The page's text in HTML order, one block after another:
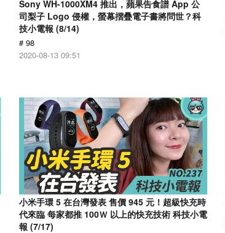
Sony WH-1000XM4 推出，蘋果告食譜 App 公
司梨子 Logo 侵權，螢幕摺疊電子書將問世？科
技小電報 (8/14)
# 98
2020-08-13 09:51
小米手環 5 在台灣發表 售價 945 元！超級快充時
代來臨 每家都推 100Ｗ 以上的快充技術 科技小電
報 (7/17)